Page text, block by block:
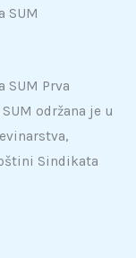
SUM
SUM Prva
održana je u
Sindikata